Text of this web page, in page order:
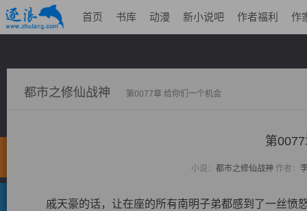
首页 书库 动漫 新小说吧 作者福利 作
都市之修仙战神 第0077章 给你们一个机会
第
小说： 都市之修仙战神 作者：
戚天豪的话，让在座的所有南明子弟都感到了一丝愤